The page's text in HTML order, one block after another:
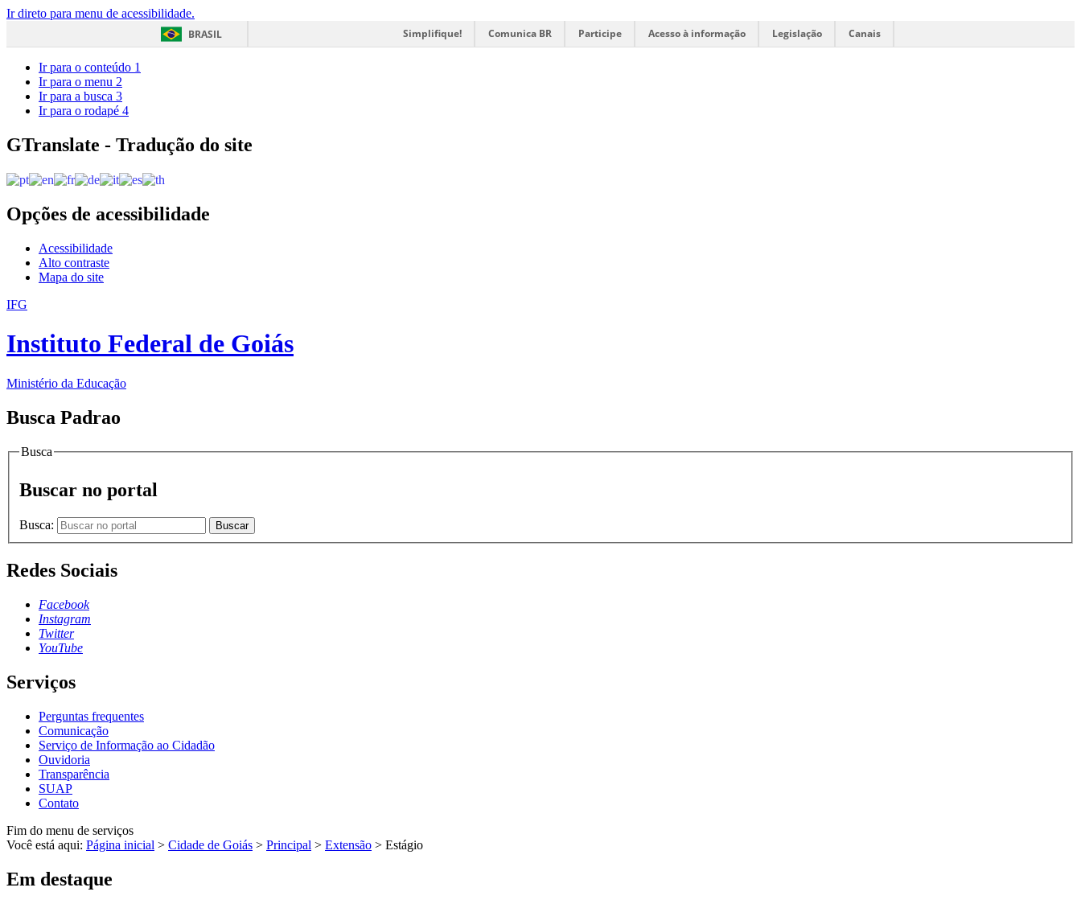
Ir direto para menu de acessibilidade.
BRASIL
Simplifique! Comunica BR Participe Acesso à informação Legislação Canais
Ir para o conteúdo 1
Ir para o menu 2
Ir para a busca 3
Ir para o rodapé 4
GTranslate - Tradução do site
Opções de acessibilidade
Acessibilidade
Alto contraste
Mapa do site
IFG
Instituto Federal de Goiás
Ministério da Educação
Busca Padrao
Busca
Buscar no portal
Busca: Buscar
Redes Sociais
Facebook
Instagram
Twitter
YouTube
Serviços
Perguntas frequentes
Comunicação
Serviço de Informação ao Cidadão
Ouvidoria
Transparência
SUAP
Contato
Fim do menu de serviços
Você está aqui: Página inicial > Cidade de Goiás > Principal > Extensão > Estágio
Em destaque